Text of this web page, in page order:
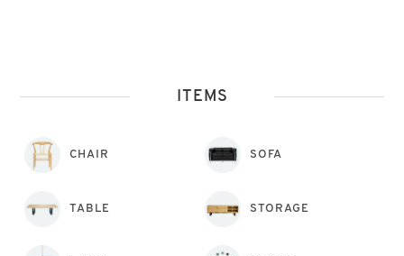
ITEMS
CHAIR SOFA
TABLE STORAGE